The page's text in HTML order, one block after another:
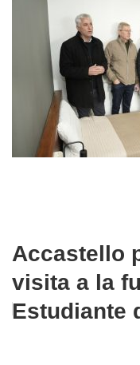
Accastello
visita a la
Estudiante